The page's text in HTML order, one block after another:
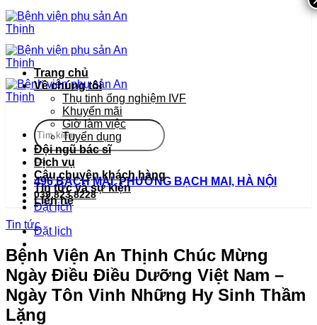
Bỏ
qua
nội
dung
496 BẠCH MAI, PHƯỜNG BẠCH MAI, HÀ NỘI
039.823.8228
Đặt lịch
Đặt lịch
Trang chủ
Về chúng tôi
Thụ tinh ống nghiệm IVF
Khuyến mãi
Giờ làm việc
Tuyển dụng
Đội ngũ bác sĩ
Dịch vụ
Câu chuyện khách hàng
Tin tức và sự kiện
Liên hệ
Tin tức
Bệnh Viện An Thịnh Chúc Mừng
Ngày Điều Điều Dưỡng Việt Nam –
Ngày Tôn Vinh Những Hy Sinh Thầm
Lặng